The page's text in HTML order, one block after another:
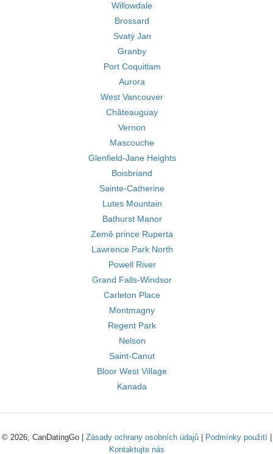
Willowdale
Brossard
Svatý Jan
Granby
Port Coquitlam
Aurora
West Vancouver
Châteauguay
Vernon
Mascouche
Glenfield-Jane Heights
Boisbriand
Sainte-Catherine
Lutes Mountain
Bathurst Manor
Země prince Ruperta
Lawrence Park North
Powell River
Grand Falls-Windsor
Carleton Place
Montmagny
Regent Park
Nelson
Saint-Canut
Bloor West Village
Kanada
© 2026, CanDatingGo | Zásady ochrany osobních údajů| Podmínky použití|
Kontaktujte nás